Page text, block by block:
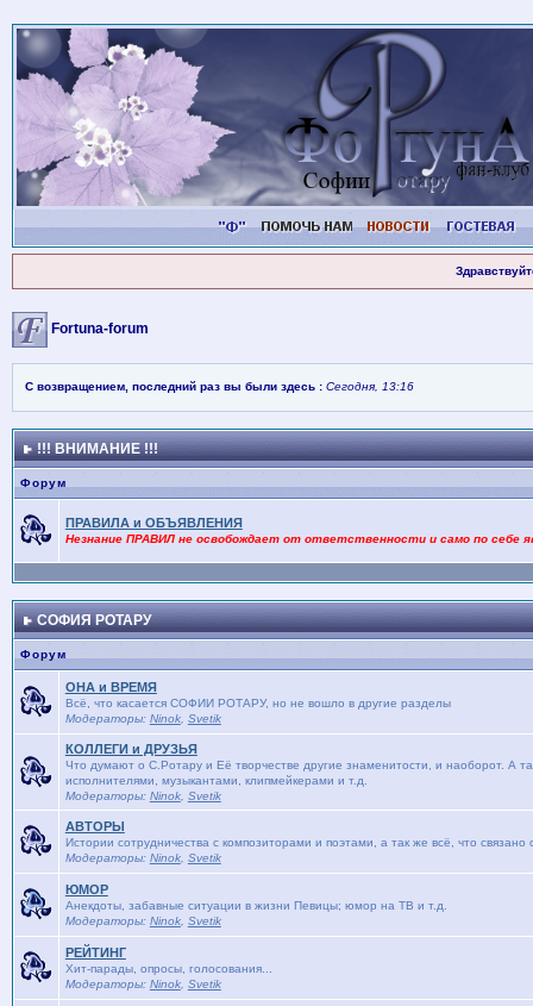
Fortuna-forum
С возвращением, последний раз вы были здесь : Сегодня, 13:16
!!! ВНИМАНИЕ !!!
Форум
ПРАВИЛА и ОБЪЯВЛЕНИЯ
Незнание ПРАВИЛ не освобождает от ответственности и само по себе
СОФИЯ РОТАРУ
Форум
ОНА и ВРЕМЯ
Bсё, что касается СОФИИ РОТАРУ, но не вошло в другие разделы
Модераторы: Ninok, Svetik
КОЛЛЕГИ и ДРУЗЬЯ
Что думают о С.Ротару и Её творчестве другие знаменитости, и наоборот. А
исполнителями, музыкантами, клипмейкерами и т.д.
Модераторы: Ninok, Svetik
АВТОРЫ
Истории сотрудничества с композиторами и поэтами, а так же всё, что связано
Модераторы: Ninok, Svetik
ЮМОР
Анекдоты, забавные ситуации в жизни Певицы; юмор на ТВ и т.д.
Модераторы: Ninok, Svetik
РЕЙТИНГ
Хит-парады, опросы, голосования...
Модераторы: Ninok, Svetik